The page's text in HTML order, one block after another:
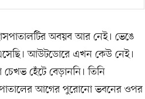
অবয়ব আর নেই। ভেঙে
আউটডোরে এখন কেউ নেই।
হেঁটে বেড়াননি। তিনি
আগের পুরোনো ভবনের ওপর